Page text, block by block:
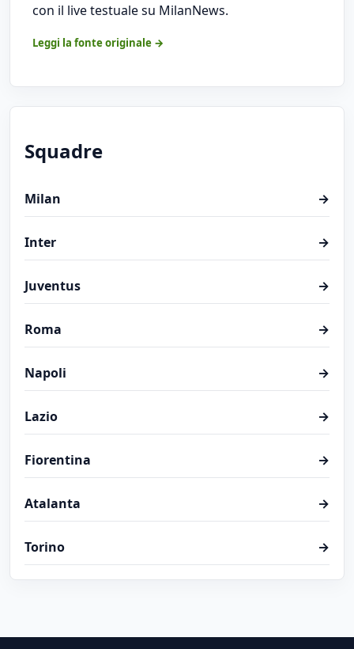
con il live testuale su MilanNews.
Leggi la fonte originale →
Squadre
Milan →
Inter →
Juventus →
Roma →
Napoli →
Lazio →
Fiorentina →
Atalanta →
Torino →